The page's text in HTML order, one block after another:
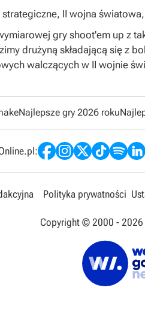
strategiczne, II wojna
gry shoot'em up z
drużyną składającą się z
walczących w II wojnie
Najlepsze gry 2026 roku
Polityka prywatności
Copyright © 2000 - 2026